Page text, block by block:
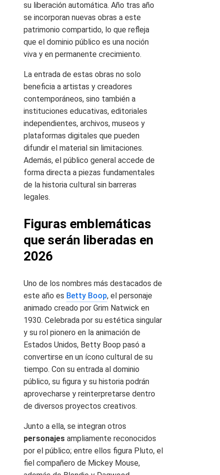
su liberación automática. Año tras año
se incorporan nuevas obras a este
patrimonio compartido, lo que refleja
que el dominio público es una noción
viva y en permanente crecimiento.
La entrada de estas obras no solo
beneficia a artistas y creadores
contemporáneos, sino también a
instituciones educativas, editoriales
independientes, archivos, museos y
plataformas digitales que pueden
difundir el material sin limitaciones.
Además, el público general accede de
forma directa a piezas fundamentales
de la historia cultural sin barreras
legales.
Figuras emblemáticas
que serán liberadas en
2026
Uno de los nombres más destacados de
este año es Betty Boop, el personaje
animado creado por Grim Natwick en
1930. Celebrada por su estética singular
y su rol pionero en la animación de
Estados Unidos, Betty Boop pasó a
convertirse en un ícono cultural de su
tiempo. Con su entrada al dominio
público, su figura y su historia podrán
aprovecharse y reinterpretarse dentro
de diversos proyectos creativos.
Junto a ella, se integran otros
personajes ampliamente reconocidos
por el público; entre ellos figura Pluto, el
fiel compañero de Mickey Mouse,